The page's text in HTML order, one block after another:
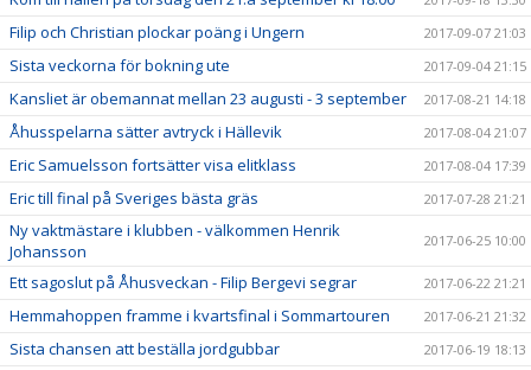
Filip och Christian plockar poäng i Ungern 2017-09-07 21:03
Sista veckorna för bokning ute 2017-09-04 21:15
Kansliet är obemannat mellan 23 augusti - 3 september 2017-08-21 14:18
Åhusspelarna sätter avtryck i Hällevik 2017-08-04 21:07
Eric Samuelsson fortsätter visa elitklass 2017-08-04 17:39
Eric till final på Sveriges bästa gräs 2017-07-28 21:21
Ny vaktmästare i klubben - välkommen Henrik
Johansson
2017-06-25 10:00
Ett sagoslut på Åhusveckan - Filip Bergevi segrar 2017-06-22 21:21
Hemmahoppen framme i kvartsfinal i Sommartouren 2017-06-21 21:32
Sista chansen att beställa jordgubbar 2017-06-19 18:13